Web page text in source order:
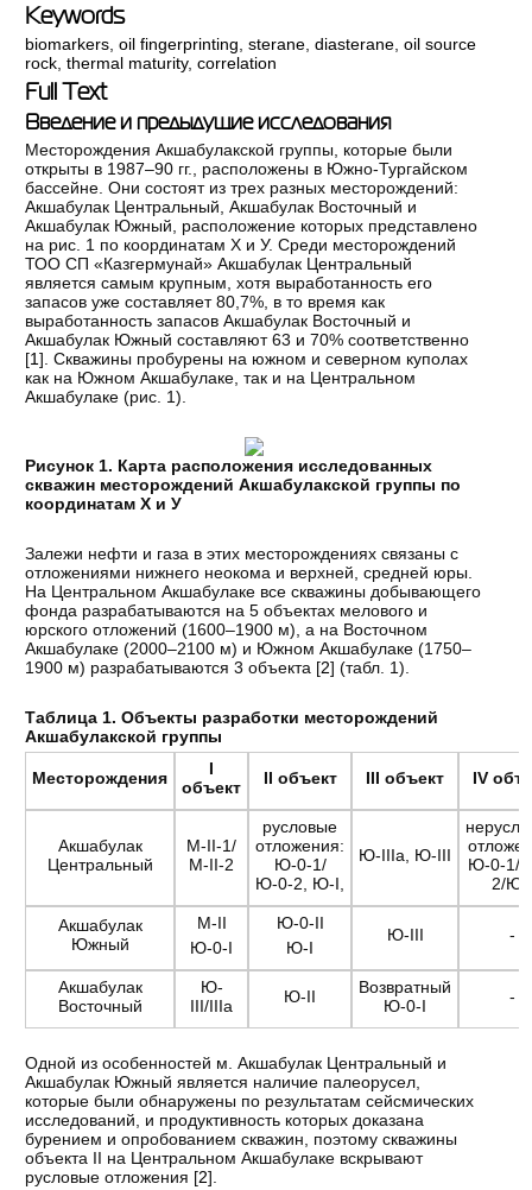
Keywords
biomarkers ,oil fingerprinting ,sterane ,diasterane ,oil source
rock ,thermal maturity,correlation
Full Text
Введение и предыдущие исследования
Месторождения Акшабулакской группы, которые были
открыты в 1987–90 гг., расположены в Южно-Тургайском
бассейне. Они состоят из трех разных месторождений:
Акшабулак Центральный, Акшабулак Восточный и
Акшабулак Южный, расположение которых представлено
на рис. 1 по координатам X и У. Среди месторождений
ТОО СП «Казгермунай» Акшабулак Центральный
является самым крупным, хотя выработанность его
запасов уже составляет 80,7%, в то время как
выработанность запасов Акшабулак Восточный и
Акшабулак Южный составляют 63 и 70% соответственно
[1]. Скважины пробурены на южном и северном куполах
как на Южном Акшабулаке, так и на Центральном
Акшабулаке (рис. 1).
Рисунок 1. Карта расположения исследованных
скважин месторождений Акшабулакской группы по
координатам X и У
Залежи нефти и газа в этих месторождениях связаны с
отложениями нижнего неокома и верхней, средней юры.
На Центральном Акшабулаке все скважины добывающего
фонда разрабатываются на 5 объектах мелового и
юрского отложений (1600–1900 м), а на Восточном
Акшабулаке (2000–2100 м) и Южном Акшабулаке (1750–
1900 м) разрабатываются 3 объекта [2] (табл. 1).
Таблица 1. Объекты разработки месторождений
Акшабулакской группы
Месторождения
I
объект
II объект III объект IV
Акшабулак
Центральный
М-II-1/
М-II-2
русловые
отложения:
Ю-0-1/
Ю-0-2, Ю-I,
Ю-IIIа, Ю-III
Ю-0-1/
2/Ю-
Акшабулак
Южный
M-II
Ю-0-I
Ю-0-II
Ю-I
Ю-III -
Акшабулак
Восточный
Ю-
III/IIIa
Ю-II
Возвратный
Ю-0-I
-
Одной из особенностей м. Акшабулак Центральный и
Акшабулак Южный является наличие палеорусел,
которые были обнаружены по результатам сейсмических
исследований, и продуктивность которых доказана
бурением и опробованием скважин, поэтому скважины
объекта II на Центральном Акшабулаке вскрывают
русловые отложения [2].